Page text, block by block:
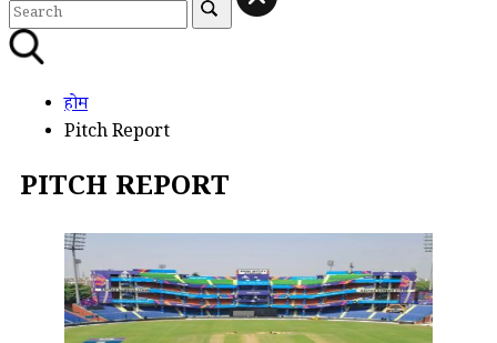
होम
Pitch Report
PITCH REPORT